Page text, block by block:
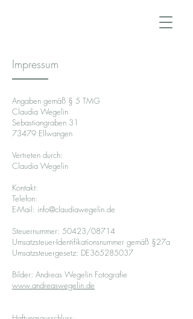
Impressum
Angaben gemäß § 5 TMG
Claudia Wegelin
Sebastiangraben 31
73479 Ellwangen
Vertreten durch:
Claudia Wegelin
Kontakt:
Telefon:
E-Mail: info@claudiawegelin.de
Steuernummer: 50423/08714
Umsatzsteuer-Identifikationsnummer gemäß §27a
Umsatzsteuergesetz: DE365285037
Bilder: Andreas Wegelin Fotografie
www.andreaswegelin.de